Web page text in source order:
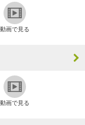
動画で見る
動画で見る